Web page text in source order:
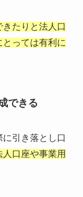
たりと法人口
っては有利に
できる
に引き落とし口
口座や事業用